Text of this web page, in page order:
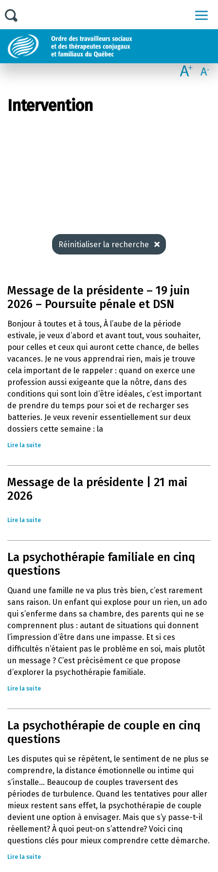
Intervention
Réinitialiser la recherche
Message de la présidente – 19 juin
2026 – Poursuite pénale et DSN
Bonjour à toutes et à tous, À l’aube de la période
estivale, je veux d’abord et avant tout, vous souhaiter,
pour celles et ceux qui auront cette chance, de belles
vacances. Je ne vous apprendrai rien, mais je trouve
cela important de le rappeler : quand on exerce une
profession aussi exigeante que la nôtre, dans des
conditions qui sont loin d’être idéales, c’est important
de prendre du temps pour soi et de recharger ses
batteries. Je veux revenir essentiellement sur deux
dossiers cette semaine : la
Lire la suite
Message de la présidente | 21 mai
2026
Lire la suite
La psychothérapie familiale en cinq
questions
Quand une famille ne va plus très bien, c’est rarement
sans raison. Un enfant qui explose pour un rien, un ado
qui s’enferme dans sa chambre, des parents qui ne se
comprennent plus : autant de situations qui donnent
l’impression d’être dans une impasse. Et si ces
difficultés n’étaient pas le problème en soi, mais plutôt
un message ? C’est précisément ce que propose
d’explorer la psychothérapie familiale.
Lire la suite
La psychothérapie de couple en cinq
questions
Les disputes qui se répètent, le sentiment de ne plus se
comprendre, la distance émotionnelle ou intime qui
s’installe… Beaucoup de couples traversent des
périodes de turbulence. Quand les tentatives pour aller
mieux restent sans effet, la psychothérapie de couple
devient une option à envisager. Mais que s’y passe-t-il
réellement? À quoi peut-on s’attendre? Voici cinq
questions clés pour mieux comprendre cette démarche.
Lire la suite